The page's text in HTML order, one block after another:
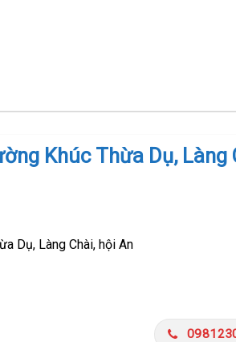
Khúc Thừa Dụ, Làng
Dụ, Làng Chài, hội An